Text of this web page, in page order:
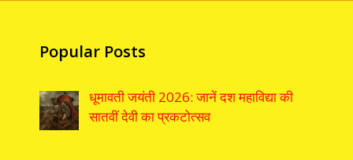
Popular Posts
धूमावती जयंती 2026: जानें दश महाविद्या की
सातवीं देवी का प्रकटोत्सव